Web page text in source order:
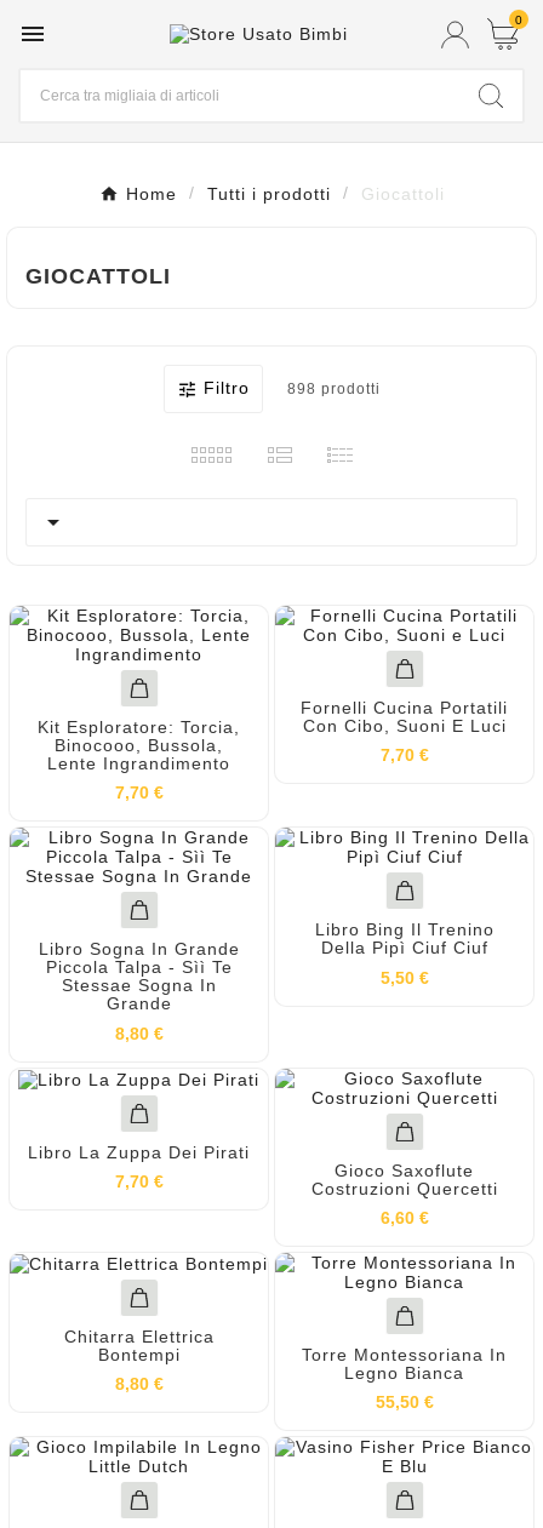
 0
Home Tutti i prodotti Giocattoli
GIOCATTOLI
 Filtro 898 prodotti

Kit Esploratore: Torcia,
Binocooo, Bussola,
Lente Ingrandimento
7,70 €
Fornelli Cucina Portatili
Con Cibo, Suoni E Luci
7,70 €
Libro Sogna In Grande
Piccola Talpa - Sìì Te
Stessae Sogna In
Grande
8,80 €
Libro Bing Il Trenino
Della Pipì Ciuf Ciuf
5,50 €
Libro La Zuppa Dei Pirati
7,70 €
Gioco Saxoflute
Costruzioni Quercetti
6,60 €
Chitarra Elettrica
Bontempi
8,80 €
Torre Montessoriana In
Legno Bianca
55,50 €